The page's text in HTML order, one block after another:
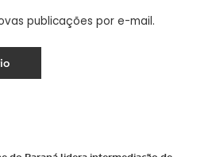
publicações por e-mail.